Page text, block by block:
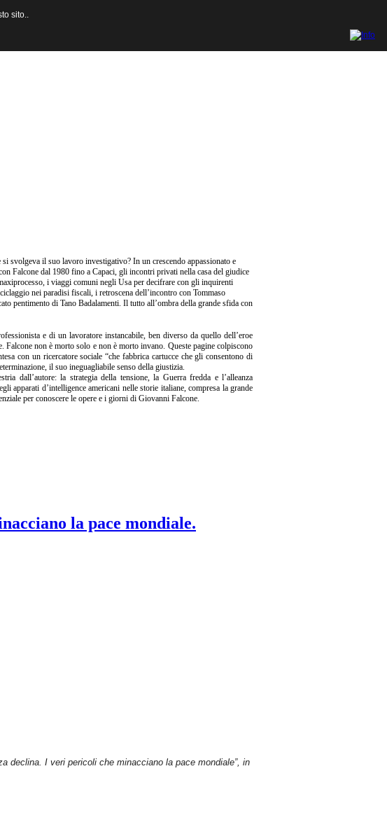
svolgeva il suo lavoro investigativo? In un crescendo appassionato e
Falcone dal 1980 fino a Capaci, gli incontri privati nella casa del giudice
i viaggi comuni negli Usa per decifrare con gli inquirenti
nei paradisi fiscali, i retroscena dell’incontro con Tommaso
pentimento di Tano Badalamenti. Il tutto all’ombra della grande sfida con
e di un lavoratore instancabile, ben diverso da quello dell’eroe
non è morto solo e non è morto invano. Queste pagine colpiscono
con un ricercatore sociale “che fabbrica cartucce che gli consentono di
il suo ineguagliabile senso della giustizia.
dall’autore: la strategia della tensione, la Guerra fredda e l’alleanza
apparati d’intelligence americani nelle storie italiane, compresa la grande
per conoscere le opere e i giorni di Giovanni Falcone.
la pace mondiale.
declina. I veri pericoli che minacciano la pace mondiale”, in
sito..